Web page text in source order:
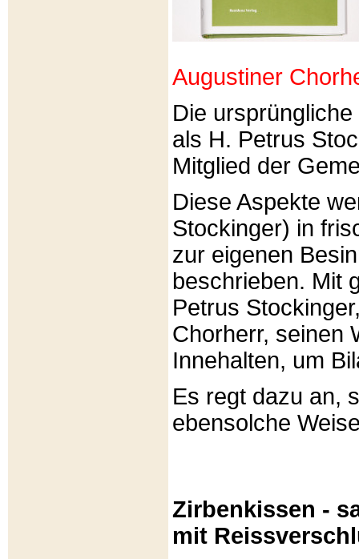
Augustiner
Die
als H. Petrus
Mitglied der
Diese Aspekte
Stockinger) in
zur eigenen
beschrieben. Mit
Petrus
Chorherr, seinen
Innehalten, um
Es regt dazu an,
ebensolche
Zirbenkissen -
mit